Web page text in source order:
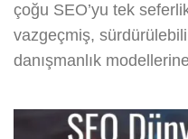
çoğu SEO’yu tek
vazgeçmiş,
danışmanlık